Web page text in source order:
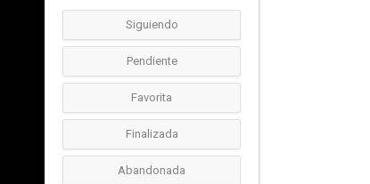
Siguiendo
Pendiente
Favorita
Finalizada
Abandonada